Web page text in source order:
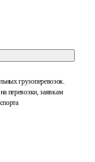
грузоперевозок.
перевозки, заявкам